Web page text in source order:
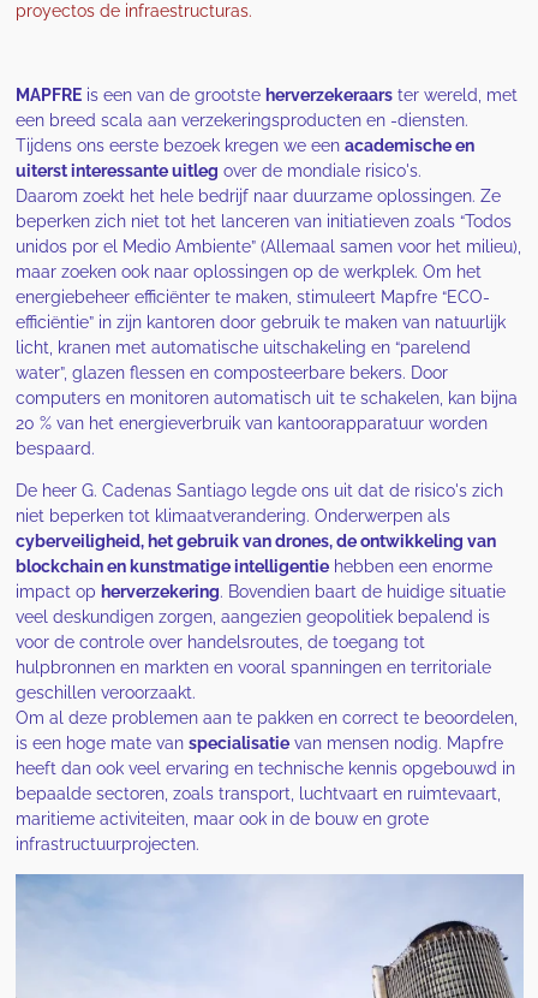
proyectos de infraestructuras.
MAPFREis een van de grootste herverzekeraarster wereld, met
een breed scala aan verzekeringsproducten en -diensten.
Tijdens ons eerste bezoek kregen we een academische en
uiterst interessante uitleg over de mondiale risico's.
Daarom zoekt het hele bedrijf naar duurzame oplossingen. Ze
beperken zich niet tot het lanceren van initiatieven zoals “Todos
unidos por el Medio Ambiente” (Allemaal samen voor het milieu),
maar zoeken ook naar oplossingen op de werkplek. Om het
energiebeheer efficiënter te maken, stimuleert Mapfre “ECO-
efficiëntie” in zijn kantoren door gebruik te maken van natuurlijk
licht, kranen met automatische uitschakeling en “parelend
water”, glazen flessen en composteerbare bekers. Door
computers en monitoren automatisch uit te schakelen, kan bijna
20 % van het energieverbruik van kantoorapparatuur worden
bespaard.
De heer G. Cadenas Santiago legde ons uit dat de risico's zich
niet beperken tot klimaatverandering. Onderwerpen als
cyberveiligheid, het gebruik van drones, de ontwikkeling van
blockchain en kunstmatige intelligentiehebben een enorme
impact op herverzekering. Bovendien baart de huidige situatie
veel deskundigen zorgen, aangezien geopolitiek bepalend is
voor de controle over handelsroutes, de toegang tot
hulpbronnen en markten en vooral spanningen en territoriale
geschillen veroorzaakt.
Om al deze problemen aan te pakken en correct te beoordelen,
is een hoge mate van specialisatievan mensen nodig. Mapfre
heeft dan ook veel ervaring en technische kennis opgebouwd in
bepaalde sectoren, zoals transport, luchtvaart en ruimtevaart,
maritieme activiteiten, maar ook in de bouw en grote
infrastructuurprojecten.